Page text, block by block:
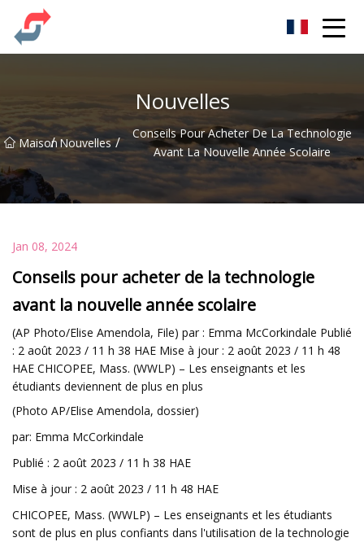
Nouvelles
Maison
/ Nouvelles /
Conseils Pour Acheter De La Technologie
Avant La Nouvelle Année Scolaire
Jan 08, 2024
Conseils pour acheter de la technologie
avant la nouvelle année scolaire
(AP Photo/Elise Amendola, File) par : Emma McCorkindale Publié
: 2 août 2023 / 11 h 38 HAE Mise à jour : 2 août 2023 / 11 h 48
HAE CHICOPEE, Mass. (WWLP) – Les enseignants et les
étudiants deviennent de plus en plus
(Photo AP/Elise Amendola, dossier)
par: Emma McCorkindale
Publié : 2 août 2023 / 11 h 38 HAE
Mise à jour : 2 août 2023 / 11 h 48 HAE
CHICOPEE, Mass. (WWLP) – Les enseignants et les étudiants
sont de plus en plus confiants dans l'utilisation de la technologie